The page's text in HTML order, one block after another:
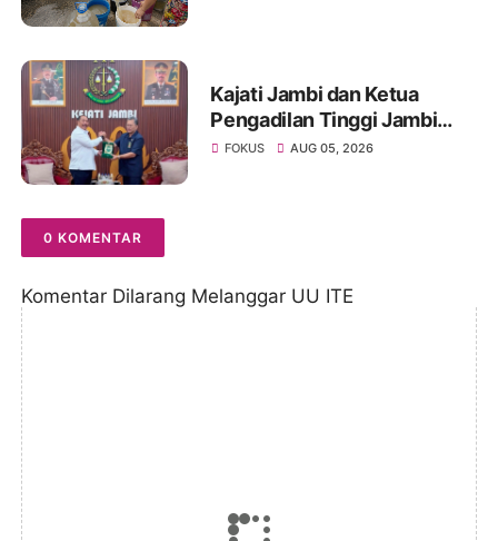
Kajati Jambi dan Ketua
Pengadilan Tinggi Jambi
Berkomitmen Perkuat
FOKUS AUG 05, 2026
0 KOMENTAR
Komentar Dilarang Melanggar UU ITE